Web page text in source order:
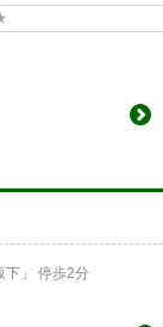
下」 停歩2分